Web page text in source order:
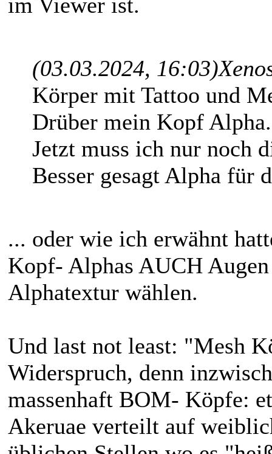
(03.03.2024, 16:03)
Körper mit Tattoo und
Drüber mein Kopf Alpha.
Jetzt muss ich nur noch
Besser gesagt Alpha für
... oder wie ich erwähnt
Kopf- Alphas AUCH
Alphatextur wählen.
Und last not least: "Mesh
Widerspruch, denn
massenhaft BOM- Köpfe:
Akeruae verteilt auf